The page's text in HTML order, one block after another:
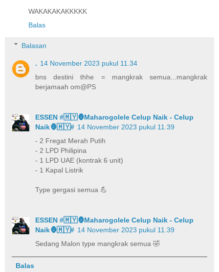
WAKAKAKAKKKKK
Balas
Balasan
. 14 November 2023 pukul 11.34
bns destini thhe = mangkrak semua...mangkrak
berjamaah om@PS
ESSEN #🇲🇾🦍Maharogolele Celup Naik - Celup
Naik🦍🇲🇾# 14 November 2023 pukul 11.39
- 2 Fregat Merah Putih
- 2 LPD Philipina
- 1 LPD UAE (kontrak 6 unit)
- 1 Kapal Listrik
Type gergasi semua 💪
ESSEN #🇲🇾🦍Maharogolele Celup Naik - Celup
Naik🦍🇲🇾# 14 November 2023 pukul 11.39
Sedang Malon type mangkrak semua 🤣
Balas